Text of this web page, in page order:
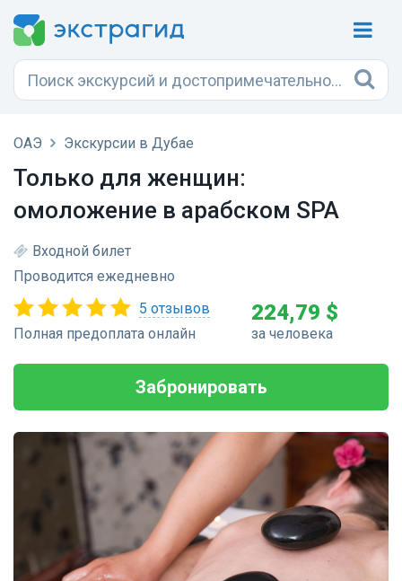
ОАЭ Экскурсии в Дубае
Только для женщин:
омоложение в арабском SPA
Входной билет
Проводится ежедневно
5 отзывов
Полная предоплата онлайн
224,79 $
за человека
Забронировать